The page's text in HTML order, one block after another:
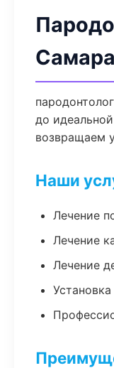
Самара
до
возвращаем
Наши
Лечение
Лечение
Лечение